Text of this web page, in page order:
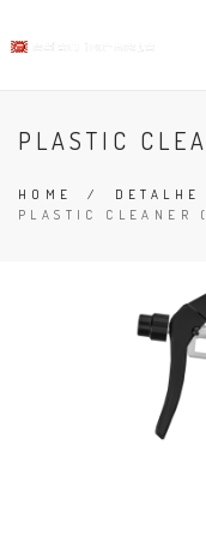
PLASTIC
HOME / DETALHE
PLASTIC CLEANER